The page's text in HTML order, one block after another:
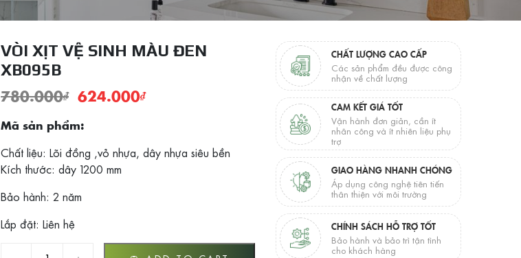
VÒI XỊT VỆ SINH MÀU ĐEN
XB095B
780.000₫ 624.000₫
Mã sản phẩm:
Chất liệu: Lõi đồng ,vỏ nhựa, dây nhựa siêu bền
Kích thước: dây 1200 mm
Bảo hành: 2 năm
Lắp đặt: Liên hệ
Vòi xịt vệ sinh màu đen XB095B quantity
CHẤT LƯỢNG CAO CẤP
Các sản phẩm đều được công
nhận về chất lượng
CAM KẾT GIÁ TỐT
Vận hành đơn giản, cần ít
nhân công và ít nhiên liệu phụ
trợ
GIAO HÀNG NHANH CHÓNG
Áp dụng công nghệ tiên tiến
thân thiện với môi trường
CHÍNH SÁCH HỖ TRỢ TỐT
Bảo hành và bảo trì tận tình
cho khách hàng